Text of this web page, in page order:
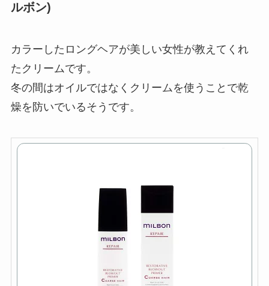
ルボン)
カラーしたロングヘアが美しい女性が教えてくれ
たクリームです。
冬の間はオイルではなくクリームを使うことで乾
燥を防いでいるそうです。